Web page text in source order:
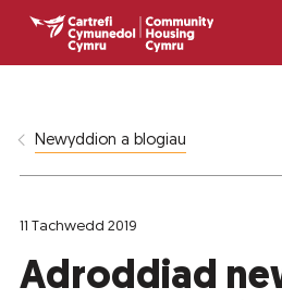
Newyddion a blogiau
11 Tachwedd 2019
Adroddiad